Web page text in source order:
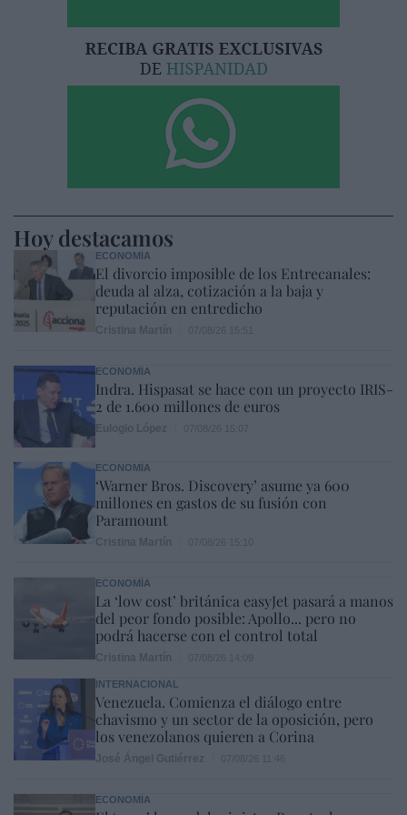
Hoy destacamos
ECONOMÍA
El divorcio imposible de los Entrecanales:
deuda al alza, cotización a la baja y
reputación en entredicho
ECONOMÍA
Indra. Hispasat se hace con un proyecto IRIS-
2 de 1.600 millones de euros
ECONOMÍA
‘Warner Bros. Discovery’ asume ya 600
millones en gastos de su fusión con
Paramount
ECONOMÍA
La ‘low cost’ británica easyJet pasará a manos
del peor fondo posible: Apollo... pero no
podrá hacerse con el control total
INTERNACIONAL
Venezuela. Comienza el diálogo entre
chavismo y un sector de la oposición, pero
los venezolanos quieren a Corina
ECONOMÍA